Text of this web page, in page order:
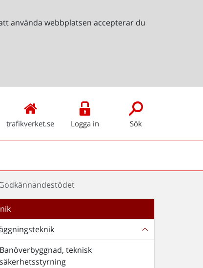
använda webbplatsen accepterar du
trafikverket.se Logga in Sök
Banöverbyggnad, teknisk
säkerhetsstyrning